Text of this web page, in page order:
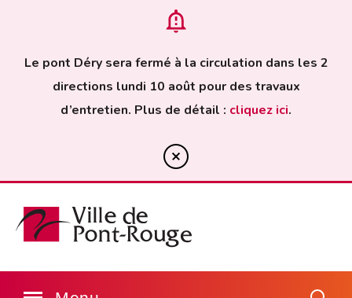
Le pont Déry sera fermé à la circulation dans les 2
directions lundi 10 août pour des travaux
d’entretien. Plus de détail : cliquez ici.